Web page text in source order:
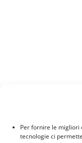
Per fornire le migliori
tecnologie ci